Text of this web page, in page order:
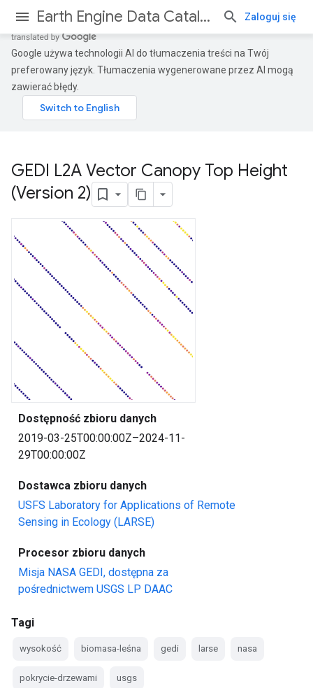
Earth Engine Data Catalog Zaloguj się
Google używa technologii AI do tłumaczenia treści na Twój
preferowany język. Tłumaczenia wygenerowane przez AI mogą
zawierać błędy.
GEDI L2A Vector Canopy Top Height
(Version 2)
Dostępność zbioru danych
2019-03-25T00:00:00Z–2024-11-
29T00:00:00Z
Dostawca zbioru danych
USFS Laboratory for Applications of Remote
Sensing in Ecology (LARSE)
Procesor zbioru danych
Misja NASA GEDI, dostępna za
pośrednictwem USGS LP DAAC
Tagi
wysokość biomasa-leśna gedi larse nasa
pokrycie-drzewami usgs